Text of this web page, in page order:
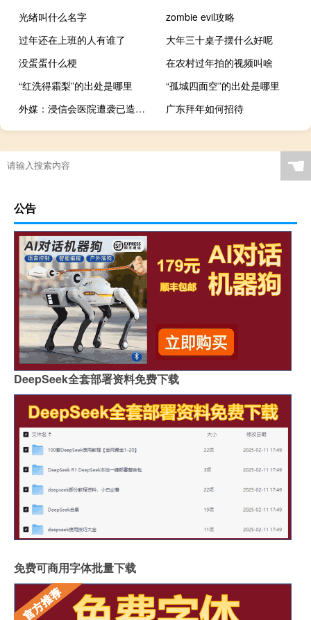
光绪叫什么名字
zombie evil攻略
过年还在上班的人有谁了
大年三十桌子摆什么好呢
没蛋蛋什么梗
在农村过年拍的视频叫啥
“红洗得霜梨”的出处是哪里
“孤城四面空”的出处是哪里
外媒：浸信会医院遭袭已造成至少500人死亡
广东拜年如何招待
☚
公告
DeepSeek全套部署资料免费下载
免费可商用字体批量下载